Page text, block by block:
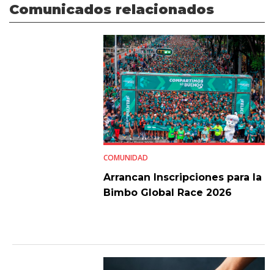
Comunicados relacionados
COMUNIDAD
Arrancan Inscripciones para la
Bimbo Global Race 2026